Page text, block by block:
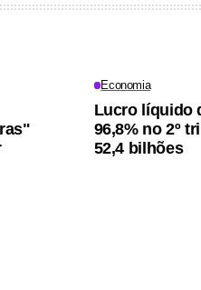
Economia
Lucro líquido
96,8% no 2º
52,4 bilhões